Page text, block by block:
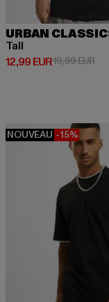
URBAN
Tall
12,99 EUR
Prix courant: 12,99 EUR
19,99 EUR
NOUVEAU -15%